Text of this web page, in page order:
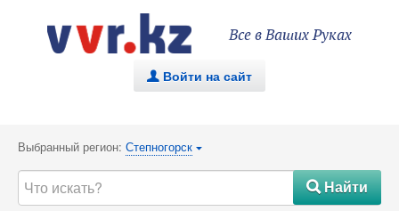
Все в Ваших Руках
. Войти на сайт
Выбранный регион: Степногорск {
#Найти